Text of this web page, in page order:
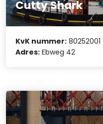
Cutty Shark
KvK nummer: 80252001
Adres: Ebweg 42